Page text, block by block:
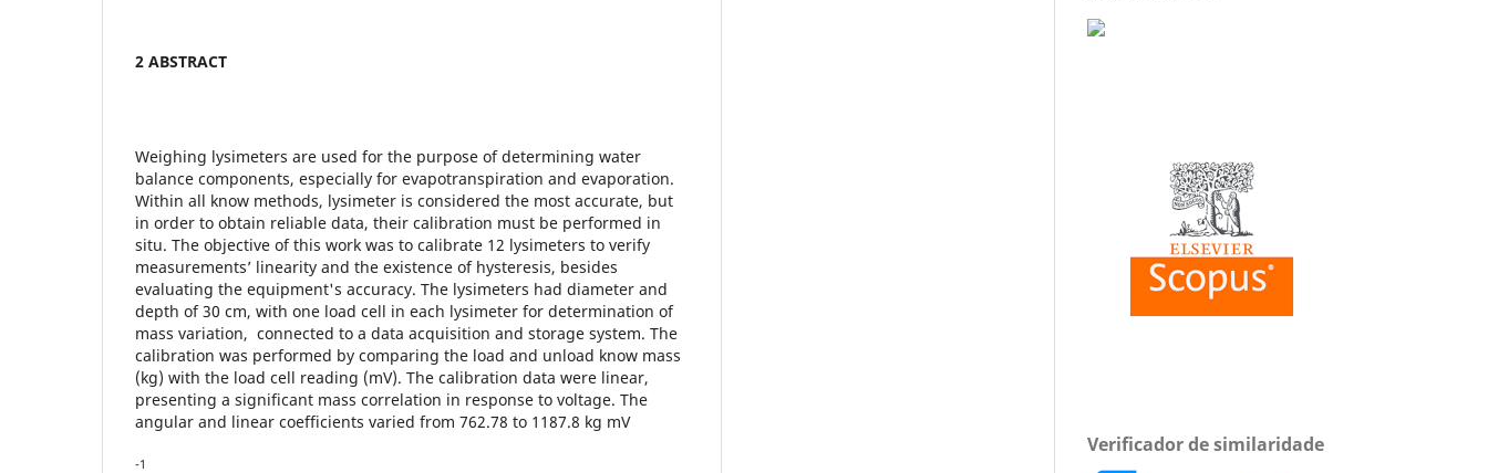
2 ABSTRACT
Weighing lysimeters are used for the purpose of determining water
balance components, especially for evapotranspiration and evaporation.
Within all know methods, lysimeter is considered the most accurate, but
in order to obtain reliable data, their calibration must be performed in
situ. The objective of this work was to calibrate 12 lysimeters to verify
measurements’ linearity and the existence of hysteresis, besides
evaluating the equipment's accuracy. The lysimeters had diameter and
depth of 30 cm, with one load cell in each lysimeter for determination of
mass variation, connected to a data acquisition and storage system. The
calibration was performed by comparing the load and unload know mass
(kg) with the load cell reading (mV). The calibration data were linear,
presenting a significant mass correlation in response to voltage. The
angular and linear coefficients varied from 762.78 to 1187.8 kg mV
-1
Verificador de similaridade